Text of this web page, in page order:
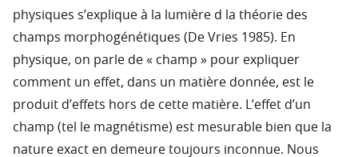
physiques s’explique à la lumière d la théorie des
champs morphogénétiques (De Vries 1985). En
physique, on parle de « champ » pour expliquer
comment un effet, dans un matière donnée, est le
produit d’effets hors de cette matière. L’effet d’un
champ (tel le magnétisme) est mesurable bien que la
nature exact en demeure toujours inconnue. Nous